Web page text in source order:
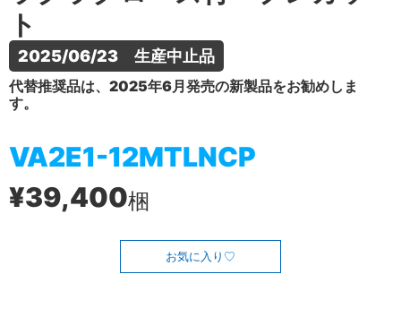
ト
2025/06/23　生産中止品
代替推奨品は、2025年6月発売の新製品をお勧めしま
す。
VA2E1-12MTLNCP
¥39,400梱
お気に入り